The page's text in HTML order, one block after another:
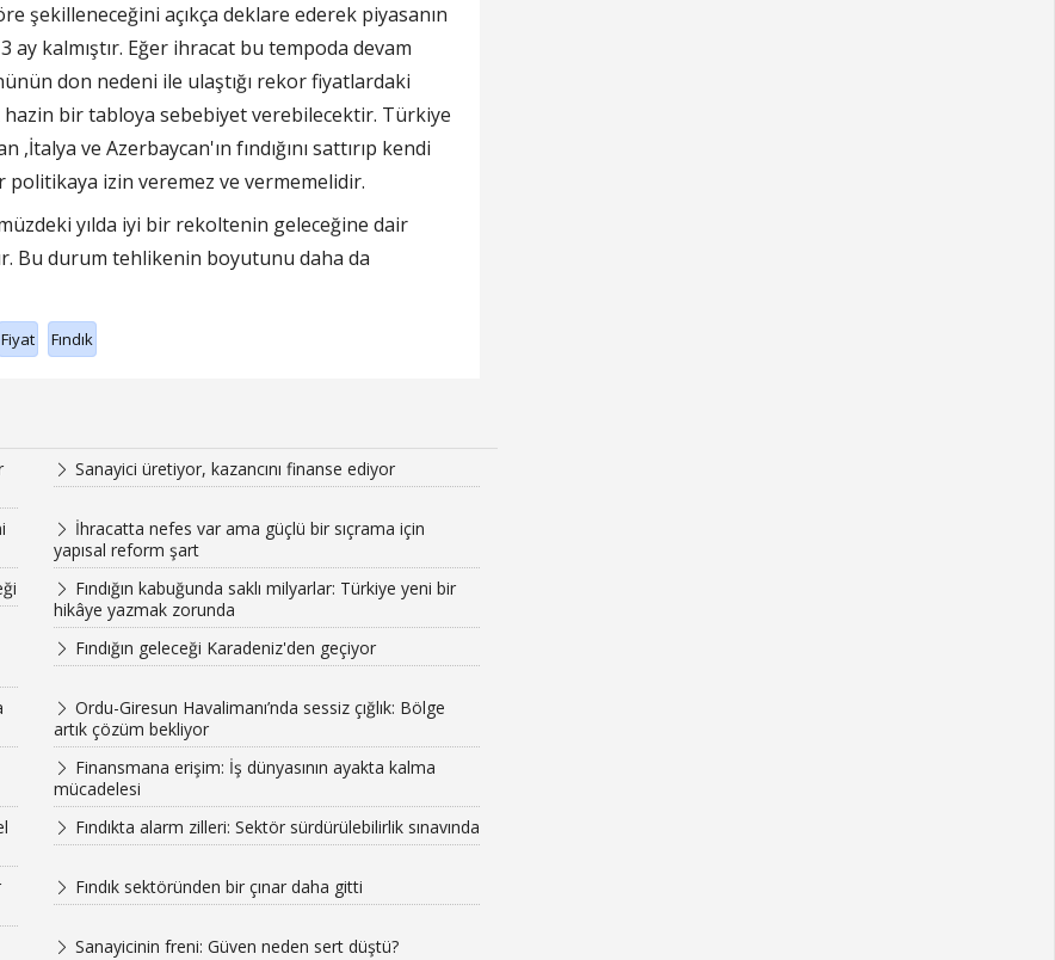
şekilleneceğini açıkça deklare ederek piyasanın
ay kalmıştır. Eğer ihracat bu tempoda devam
don nedeni ile ulaştığı rekor fiyatlardaki
bir tabloya sebebiyet verebilecektir. Türkiye
ve Azerbaycan'ın fındığını sattırıp kendi
politikaya izin veremez ve vermemelidir.
yılda iyi bir rekoltenin geleceğine dair
Bu durum tehlikenin boyutunu daha da
Fiyat Fındık
Sanayici üretiyor, kazancını finanse ediyor
İhracatta nefes var ama güçlü bir sıçrama için
yapısal reform şart
Fındığın kabuğunda saklı milyarlar: Türkiye yeni bir
hikâye yazmak zorunda
Fındığın geleceği Karadeniz'den geçiyor
Ordu-Giresun Havalimanı’nda sessiz çığlık: Bölge
artık çözüm bekliyor
Finansmana erişim: İş dünyasının ayakta kalma
mücadelesi
Fındıkta alarm zilleri: Sektör sürdürülebilirlik sınavında
Fındık sektöründen bir çınar daha gitti
Sanayicinin freni: Güven neden sert düştü?